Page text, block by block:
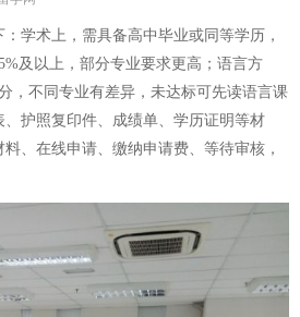
：学术上，需具备高中毕业或同等学历，
及以上，部分专业要求更高；语言方
，不同专业有差异，未达标可先读语言课
护照复印件、成绩单、学历证明等材
、在线申请、缴纳申请费、等待审核，